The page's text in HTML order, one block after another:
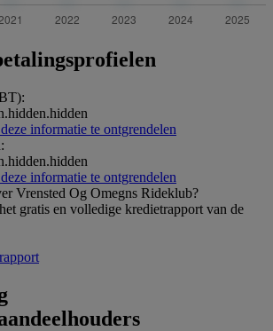
Vrensted Og Omegns Rideklub?
gratis en volledige kredietrapport van de